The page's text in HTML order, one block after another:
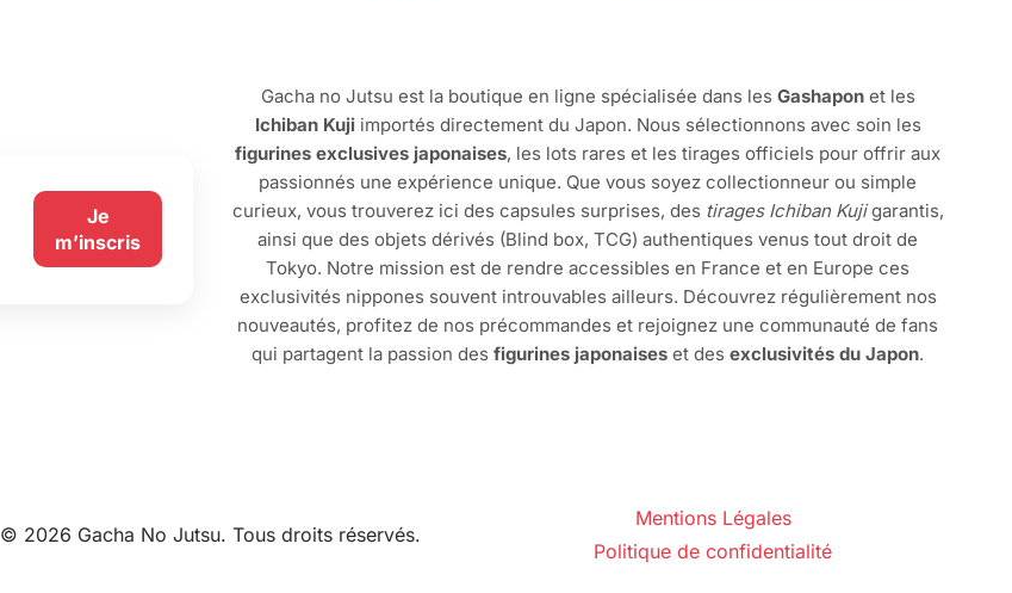
Je
m’inscris
Gacha no Jutsu est la boutique en ligne spécialisée dans les Gashaponet les
Ichiban Kujiimportés directement du Japon. Nous sélectionnons avec soin les
figurines exclusives japonaises, les lots rares et les tirages officiels pour offrir aux
passionnés une expérience unique. Que vous soyez collectionneur ou simple
curieux, vous trouverez ici des capsules surprises, des tirages Ichiban Kujigarantis,
ainsi que des objets dérivés (Blind box, TCG) authentiques venus tout droit de
Tokyo. Notre mission est de rendre accessibles en France et en Europe ces
exclusivités nippones souvent introuvables ailleurs. Découvrez régulièrement nos
nouveautés, profitez de nos précommandes et rejoignez une communauté de fans
qui partagent la passion des figurines japonaises et des exclusivités du Japon.
© 2026 Gacha No Jutsu. Tous droits réservés.
Mentions Légales
Politique de confidentialité